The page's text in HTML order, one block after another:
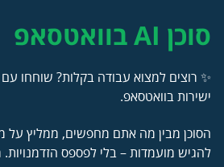
סוכן AI בוואטסאפ
✨ רוצים למצוא עבודה בקלות? שוחחו
ישירות בוואטסאפ.
הסוכן מבין מה אתם מחפשים, ממליץ על
להגיש מועמדות – בלי לפספס